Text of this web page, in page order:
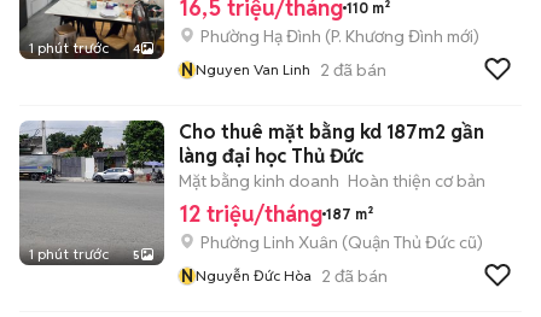
1 phút trước 4
16,5 triệu/tháng 110 m²
Phường Hạ Đình (P. Khương Đình mới)
NNguyen Van Linh 2 đã bán
1 phút trước 5
Cho thuê mặt bằng kd 187m2 gần
làng đại học Thủ Đức
Mặt bằng kinh doanh Hoàn thiện cơ bản
12 triệu/tháng 187 m²
Phường Linh Xuân (Quận Thủ Đức cũ)
NNguyễn Đức Hòa 2 đã bán